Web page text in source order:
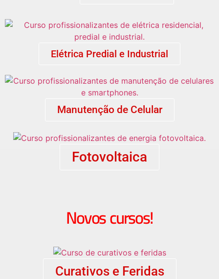
Elétrica Predial e Industrial
Manutenção de Celular
Fotovoltaica
Novos cursos!
Curativos e Feridas